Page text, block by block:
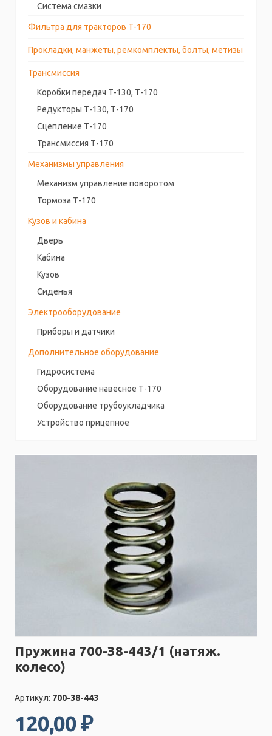
Система смазки
Фильтра для тракторов Т-170
Прокладки, манжеты, ремкомплекты, болты, метизы
Трансмиссия
Коробки передач Т-130, Т-170
Редукторы Т-130, Т-170
Сцепление Т-170
Трансмиссия Т-170
Механизмы управления
Механизм управление поворотом
Тормоза Т-170
Кузов и кабина
Дверь
Кабина
Кузов
Сиденья
Электрооборудование
Приборы и датчики
Дополнительное оборудование
Гидросистема
Оборудование навесное Т-170
Оборудование трубоукладчика
Устройство прицепное
Пружина 700-38-443/1 (натяж.
колесо)
Артикул: 700-38-443
120,00 ₽